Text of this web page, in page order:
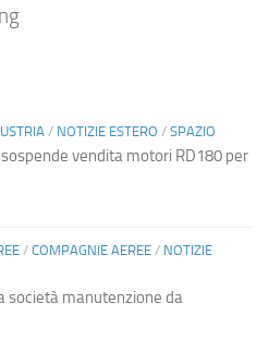
/ NOTIZIE ESTERO / SPAZIO
vendita motori RD180 per
/ COMPAGNIE AEREE / NOTIZIE
società manutenzione da